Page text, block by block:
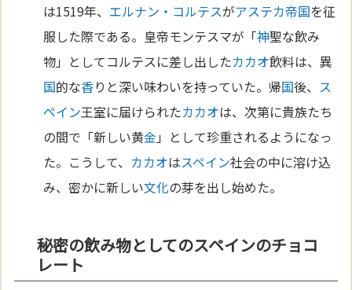
は1519年、 エルナン・コルテスがアステカ帝国を征
服した際である。皇帝モンテスマが「神聖な飲み
物」としてコルテスに差し出したカカオ飲料は、異
国的な香りと深い味わいを持っていた。帰国後、 ス
ペイン王室に届けられたカカオは、次第に貴族たち
の間で「新しい黄金 」として珍重されるようになっ
た。こうして、 カカオはスペイン社会の中に溶け込
み、密かに新しい文化の芽を出し始めた。
秘密の飲み物としてのスペインのチョコ
レート